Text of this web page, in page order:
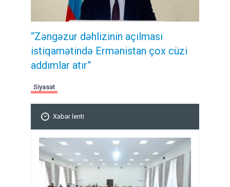
“Zəngəzur dəhlizinin açılması
istiqamətində Ermənistan çox cüzi
addımlar atır”
Siyasət
Xəbər lenti